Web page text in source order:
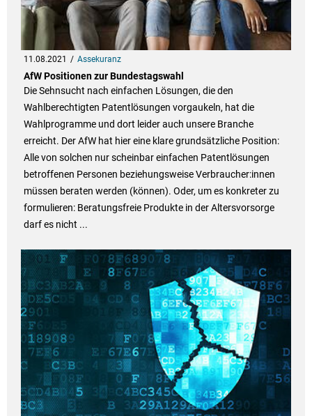
11.08.2021 Assekuranz
AfW Positionen zur Bundestagswahl
Die Sehnsucht nach einfachen Lösungen, die den
Wahlberechtigten Patentlösungen vorgaukeln, hat die
Wahlprogramme und dort leider auch unsere Branche
erreicht. Der AfW hat hier eine klare grundsätzliche Position:
Alle von solchen nur scheinbar einfachen Patentlösungen
betroffenen Personen beziehungsweise Verbraucher:innen
müssen beraten werden (können). Oder, um es konkreter zu
formulieren: Beratungsfreie Produkte in der Altersvorsorge
darf es nicht ...